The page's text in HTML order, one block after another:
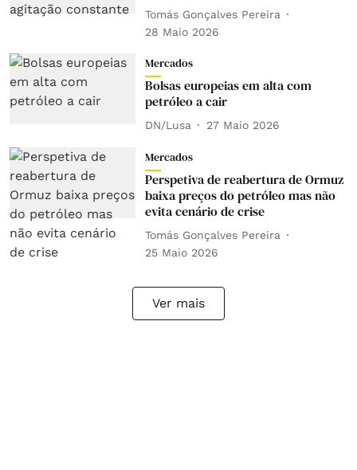
Tomás Gonçalves Pereira
28 Maio 2026
Mercados
Bolsas europeias em alta com
petróleo a cair
DN/Lusa 27 Maio 2026
Mercados
Perspetiva de reabertura de Ormuz
baixa preços do petróleo mas não
evita cenário de crise
Tomás Gonçalves Pereira
25 Maio 2026
Ver mais